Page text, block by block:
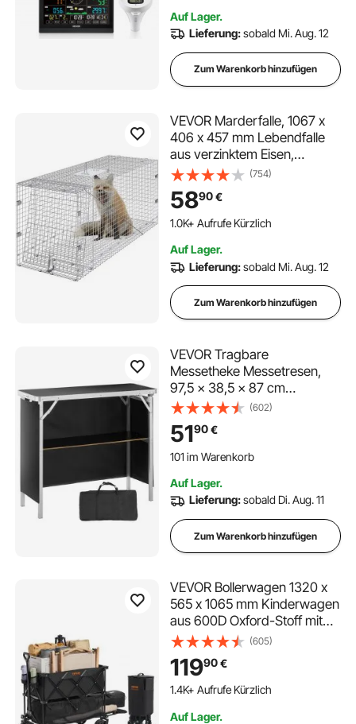
Auf Lager.
Lieferung:sobald Mi. Aug. 12
Zum Warenkorb hinzufügen
VEVOR Marderfalle, 1067 x
406 x 457 mm Lebendfalle
aus verzinktem Eisen,
faltbare Tierfalle mit Griff
Drahtfalle für streunende
Hunde, Gürteltiere,
Waschbären, Murmeltiere,
(754)
5890€
1.0K+ Aufrufe Kürzlich
Auf Lager.
Lieferung:sobald Mi. Aug. 12
Zum Warenkorb hinzufügen
VEVOR Tragbare
Messetheke Messetresen,
97,5 × 38,5 × 87 cm
Messestand Ausstellungs-
Thekenständer, Faltbarer
Promotion-Bartisch
Promotiontheke, Rezeption
Tragetasche, Schwarz
(602)
5190€
101 im Warenkorb
2.6K+ Aufrufe Kürzlich
2.6K+ Aufrufe Kürzlich
Auf Lager.
Lieferung:sobald Di. Aug. 11
Zum Warenkorb hinzufügen
VEVOR Bollerwagen 1320 x
565 x 1065 mm Kinderwagen
aus 600D Oxford-Stoff mit
PVC-Beschichtung
Strandwagen wasserdicht,
UV-beständig max. 204 kg
Tragfähigkeit Transportkarre
(605)
11990€
1.4K+ Aufrufe Kürzlich
Auf Lager.